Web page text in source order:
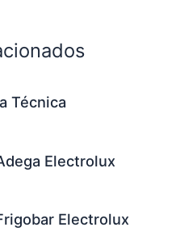
Técnica
Electrolux
Electrolux